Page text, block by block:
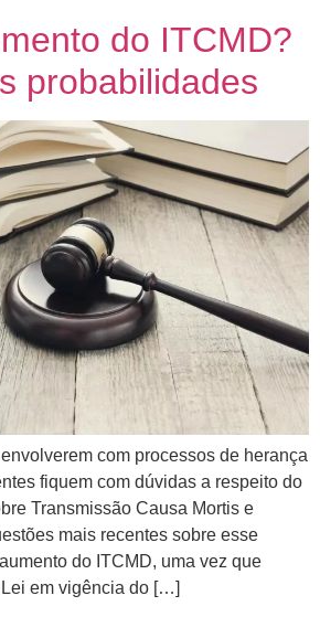
do ITCMD?
probabilidades
com processos de herança
fiquem com dúvidas a respeito do
Transmissão Causa Mortis e
mais recentes sobre esse
do ITCMD, uma vez que
em vigência do […]